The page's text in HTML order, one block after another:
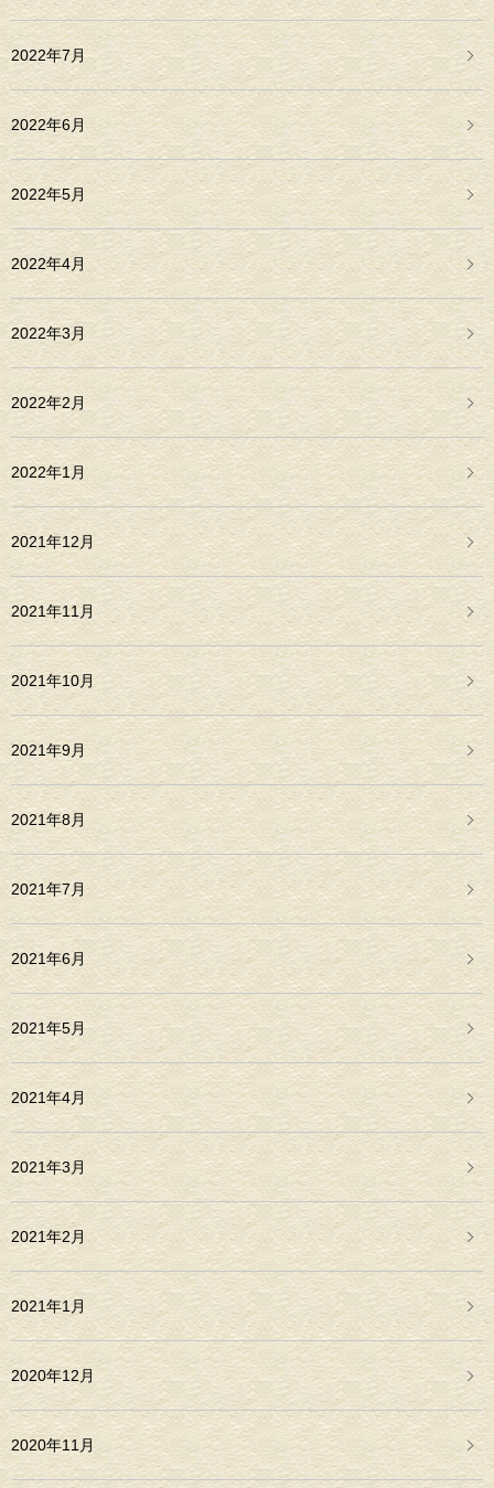
2022年7月
2022年6月
2022年5月
2022年4月
2022年3月
2022年2月
2022年1月
2021年12月
2021年11月
2021年10月
2021年9月
2021年8月
2021年7月
2021年6月
2021年5月
2021年4月
2021年3月
2021年2月
2021年1月
2020年12月
2020年11月